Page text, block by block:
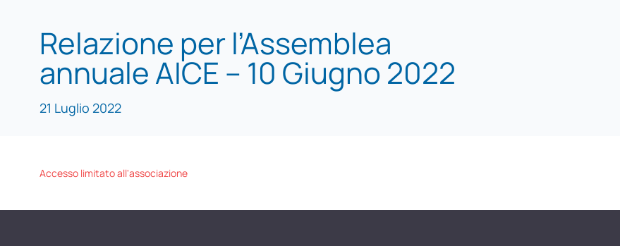
Relazione per l’Assemblea
annuale AICE – 10 Giugno 2022
21 Luglio 2022
Accesso limitato all'associazione